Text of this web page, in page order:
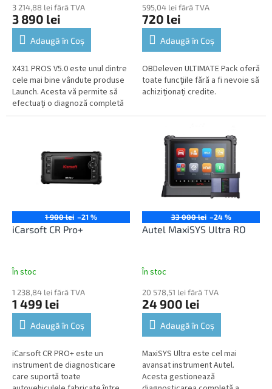
3 214,88 lei fără TVA
3 890 lei
Adaugă în Coş
X431 PROS V5.0 este unul dintre
cele mai bine vândute produse
Launch. Acesta vă permite să
efectuați o diagnoză completă
și o gamă largă de funcții de
595,04 lei fără TVA
720 lei
Adaugă în Coş
OBDeleven ULTIMATE Pack oferă
toate funcțiile fără a fi nevoie să
achiziționați credite.
1 900 lei –21 %
iCarsoft CR Pro+
În stoc
1 238,84 lei fără TVA
1 499 lei
Adaugă în Coş
iCarsoft CR PRO+ este un
instrument de diagnosticare
care suportă toate
33 000 lei –24 %
Autel MaxiSYS Ultra RO
În stoc
20 578,51 lei fără TVA
24 900 lei
Adaugă în Coş
MaxiSYS Ultra este cel mai
avansat instrument Autel.
Acesta gestionează